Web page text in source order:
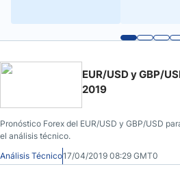
EUR/USD y GBP/
2019
Pronóstico Forex del EUR/USD y GBP/USD
el análisis técnico.
Análisis Técnico17/04/2019 08:29 GMT0